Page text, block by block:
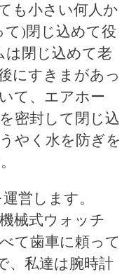
も小さい何人か
)閉じ込めて役
は閉じ込めて老
にすきまがあっ
て、エアホー
密封して閉じ込
やく水を防ぎを
営します。
械式ウォッチ
て歯車に頼って
、私達は腕時計